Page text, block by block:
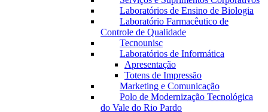
Laboratórios de Ensino de Biologia
Laboratório Farmacêutico de
Controle de Qualidade
Tecnounisc
Laboratórios de Informática
Apresentação
Totens de Impressão
Marketing e Comunicação
Polo de Modernização Tecnológica
do Vale do Rio Pardo